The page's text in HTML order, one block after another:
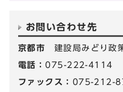
お問い合わせ先
京都市 建設局みどり政
電話：075-222-4114
ファックス： 075-212-